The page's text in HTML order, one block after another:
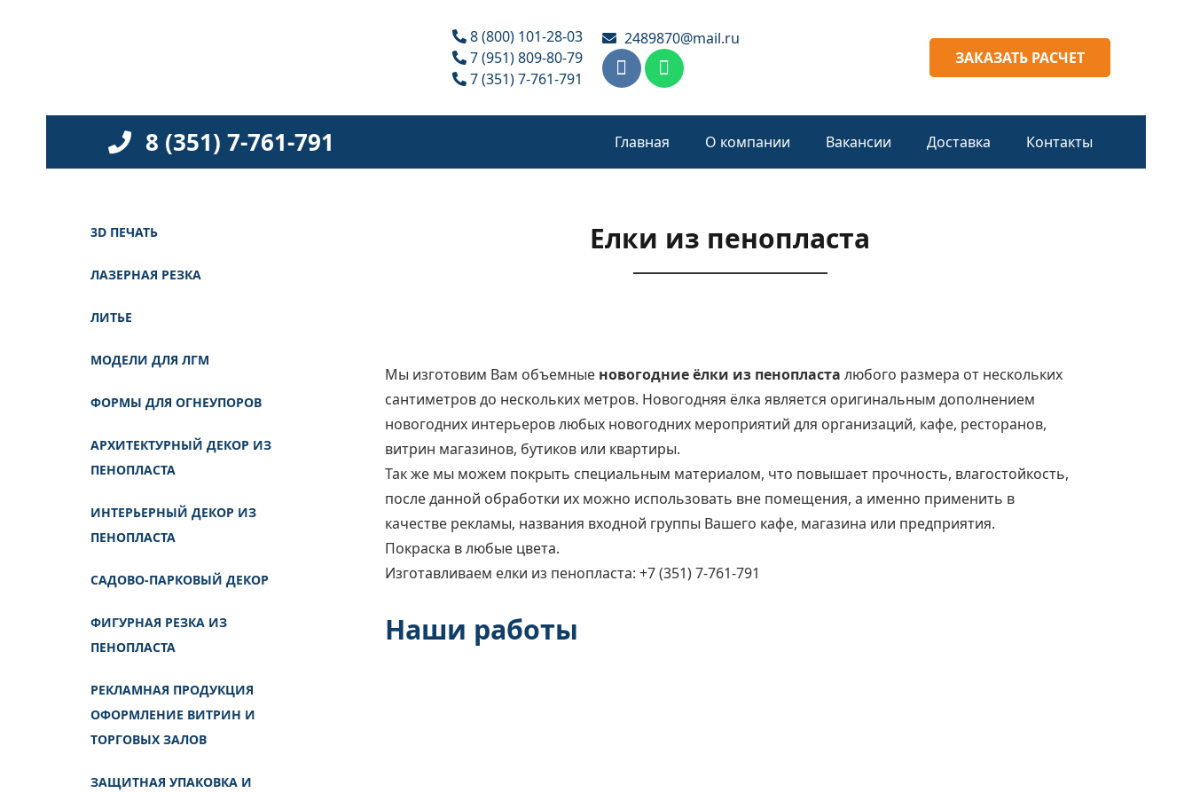
8 (800) 101-28-03
7 (951) 809-80-79
7 (351) 7-761-791
2489870@mail.ru
ЗАКАЗАТЬ РАСЧЕТ
8 (351) 7-761-791 Главная О компании Вакансии Доставка Контакты
3D ПЕЧАТЬ
ЛАЗЕРНАЯ РЕЗКА
ЛИТЬЕ
МОДЕЛИ ДЛЯ ЛГМ
ФОРМЫ ДЛЯ ОГНЕУПОРОВ
АРХИТЕКТУРНЫЙ ДЕКОР ИЗ
ПЕНОПЛАСТА
ИНТЕРЬЕРНЫЙ ДЕКОР ИЗ
ПЕНОПЛАСТА
САДОВО-ПАРКОВЫЙ ДЕКОР
ФИГУРНАЯ РЕЗКА ИЗ
ПЕНОПЛАСТА
РЕКЛАМНАЯ ПРОДУКЦИЯ
ОФОРМЛЕНИЕ ВИТРИН И
ТОРГОВЫХ ЗАЛОВ
ЗАЩИТНАЯ УПАКОВКА И
Елки из пенопласта
Мы изготовим Вам объемные новогодние ёлки из пенопласта любого размера от нескольких
сантиметров до нескольких метров. Новогодняя ёлка является оригинальным дополнением
новогодних интерьеров любых новогодних мероприятий для организаций, кафе, ресторанов,
витрин магазинов, бутиков или квартиры.
Так же мы можем покрыть специальным материалом, что повышает прочность, влагостойкость,
после данной обработки их можно использовать вне помещения, а именно применить в
качестве рекламы, названия входной группы Вашего кафе, магазина или предприятия.
Покраска в любые цвета.
Изготавливаем елки из пенопласта: +7 (351) 7-761-791
Наши работы